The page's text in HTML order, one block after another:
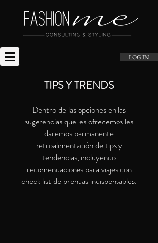
LOG IN
TIPS Y TRENDS
Dentro de las opciones en las
sugerencias que les ofrecemos les
daremos permanente
retroalimentación de tips y
tendencias, incluyendo
recomendaciones para viajes con
check list de prendas indispensables.